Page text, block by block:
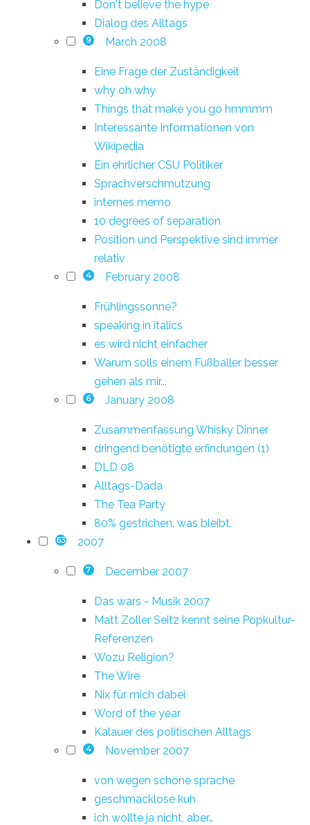
Don't believe the hype
Dialog des Alltags
9 March 2008
Eine Frage der Zuständigkeit
why oh why
Things that make you go hmmmm
Interessante Informationen von
Wikipedia
Ein ehrlicher CSU Politiker
Sprachverschmutzung
internes memo
10 degrees of separation
Position und Perspektive sind immer
relativ
4 February 2008
Frühlingssonne?
speaking in italics
es wird nicht einfacher
Warum solls einem Fußballer besser
gehen als mir...
6 January 2008
Zusammenfassung Whisky Dinner
dringend benötigte erfindungen (1)
DLD 08
Alltags-Dada
The Tea Party
80% gestrichen. was bleibt.
63 2007
7 December 2007
Das wars - Musik 2007
Matt Zoller Seitz kennt seine Popkultur-
Referenzen
Wozu Religion?
The Wire
Nix für mich dabei
Word of the year
Kalauer des politischen Alltags
4 November 2007
von wegen schöne sprache
geschmacklose kuh
ich wollte ja nicht, aber…